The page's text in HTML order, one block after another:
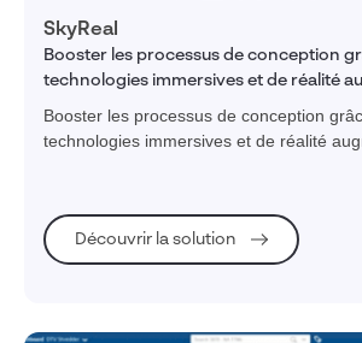
SkyReal
Booster les processus de conception
technologies immersives et de réalité
Booster les processus de conception
technologies immersives et de réalité
Découvrir la solution